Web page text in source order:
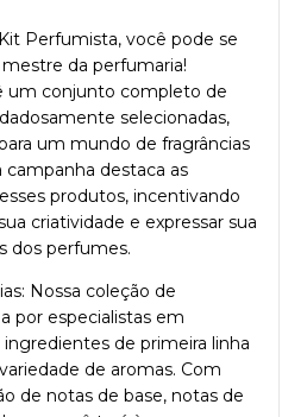
Perfumista, você pode se
da perfumaria!
um conjunto completo de
selecionadas,
um mundo de fragrâncias
campanha destaca as
produtos, incentivando
criatividade e expressar sua
dos perfumes.
Nossa coleção de
por especialistas em
de primeira linha
de aromas. Com
de notas de base, notas de